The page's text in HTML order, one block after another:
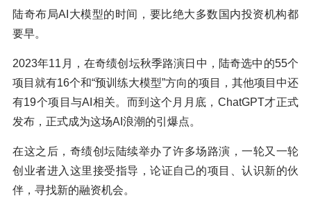
陆奇布局AI大模型的时间，要比绝大多数国内投资机构都
要早。
2023年11月，在奇绩创坛秋季路演日中，陆奇选中的55个
项目就有16个和“预训练大模型”方向的项目，其他项目中还
有19个项目与AI相关。而到这个月月底，ChatGPT才正式
发布，正式成为这场AI浪潮的引爆点。
在这之后，奇绩创坛陆续举办了许多场路演，一轮又一轮
创业者进入这里接受指导，论证自己的项目、认识新的伙
伴，寻找新的融资机会。